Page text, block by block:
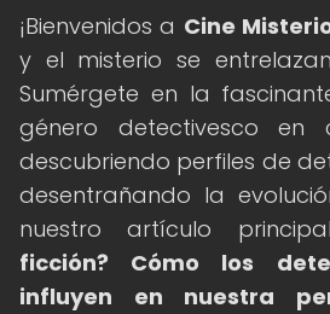
¡Bienvenidos a Cine
y el misterio se
Sumérgete en la
género detectivesco en
descubriendo perfiles de
desentrañando la
nuestro artículo
ficción? Cómo los
influyen en nuestra